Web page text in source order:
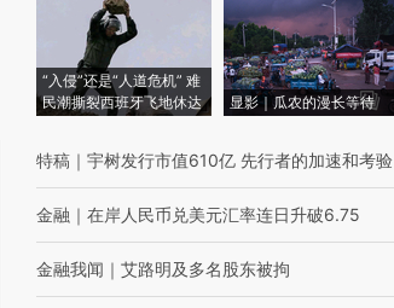
“入侵”还是“人道危机” 难
民潮撕裂西班牙飞地休达
显影｜瓜农的漫长等待
特稿 ｜ 宇树发行市值610亿 先行者的加速和考验
金融 ｜ 在岸人民币兑美元汇率连日升破6.75
金融我闻 ｜ 艾路明及多名股东被拘